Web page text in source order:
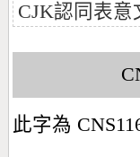
CJK認同表意
此字為